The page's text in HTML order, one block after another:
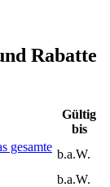
Rabatte
Gültig
bis
gesamte
b.a.W.
b.a.W.